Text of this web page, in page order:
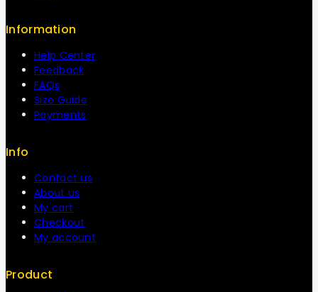
Information
Help Center
Feedback
FAQs
Size Guide
Payments
Info
Contact us
About us
My cart
Checkout
My account
Product